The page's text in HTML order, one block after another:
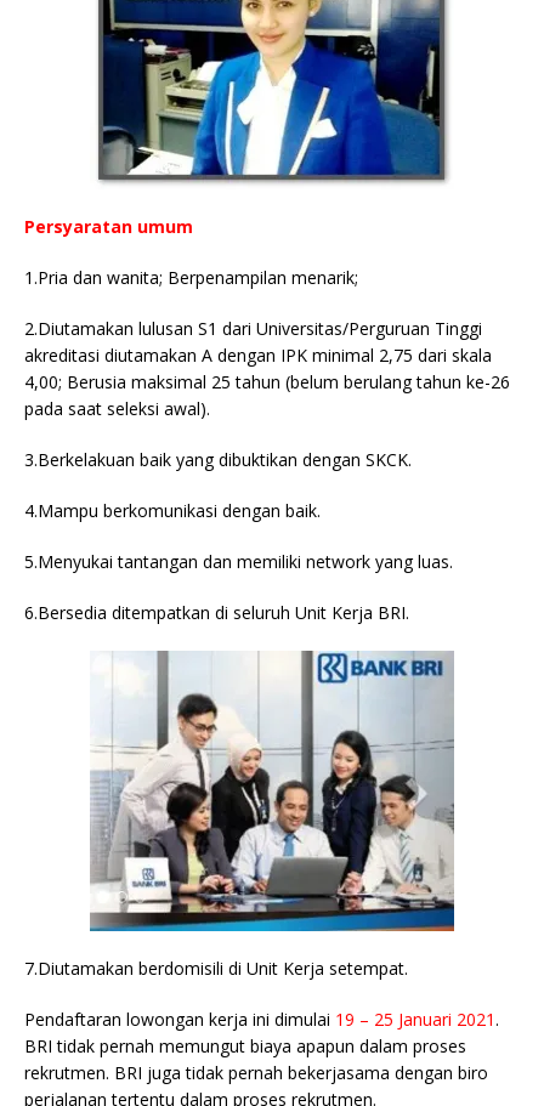
Persyaratan umum
1.Pria dan wanita; Berpenampilan menarik;
2.Diutamakan lulusan S1 dari Universitas/Perguruan Tinggi
akreditasi diutamakan A dengan IPK minimal 2,75 dari skala
4,00; Berusia maksimal 25 tahun (belum berulang tahun ke-26
pada saat seleksi awal).
3.Berkelakuan baik yang dibuktikan dengan SKCK.
4.Mampu berkomunikasi dengan baik.
5.Menyukai tantangan dan memiliki network yang luas.
6.Bersedia ditempatkan di seluruh Unit Kerja BRI.
7.Diutamakan berdomisili di Unit Kerja setempat.
Pendaftaran lowongan kerja ini dimulai 19 – 25 Januari 2021.
BRI tidak pernah memungut biaya apapun dalam proses
rekrutmen. BRI juga tidak pernah bekerjasama dengan biro
perjalanan tertentu dalam proses rekrutmen.